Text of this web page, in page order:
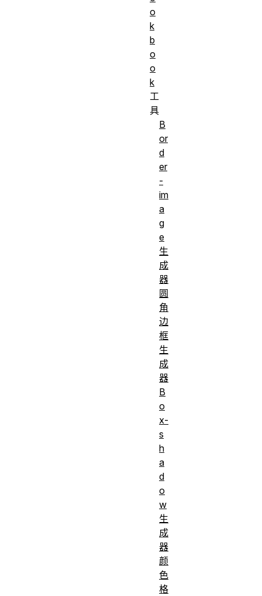
o
k
b
o
o
k
工
具
B
or
d
er
-
im
a
g
e
生
成
器
圆
角
边
框
生
成
器
B
o
x-
s
h
a
d
o
w
生
成
器
颜
色
格